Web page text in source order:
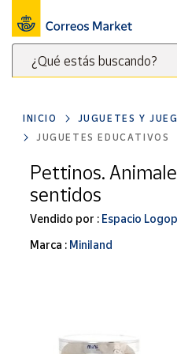
¿Qué estás buscando?
clave
para
buscar
productos
Correos
Market
Menú
Nuestro
catálogo
Alimentación
Ocio y cultura
Juguetes y
juegos
Libros y
INICIO
JUGUETES Y
JUGUETES EDUCATIVOS
Pettinos.
sentidos
Vendido por : Espacio
Marca : Miniland